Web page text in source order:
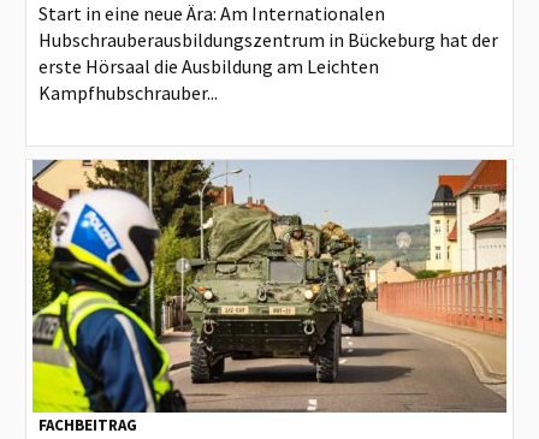
Start in eine neue Ära: Am Internationalen
Hubschrauberausbildungszentrum in Bückeburg hat der
erste Hörsaal die Ausbildung am Leichten
Kampfhubschrauber...
FACHBEITRAG